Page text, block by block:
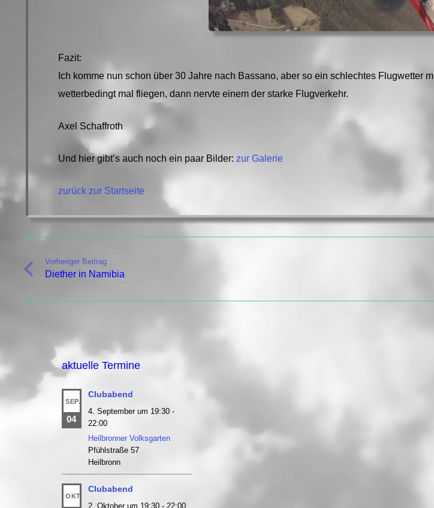
Fazit:
Ich komme nun schon über 30 Jahre nach Bassano, aber so ein schlechtes Flugwetter
wetterbedingt mal fliegen, dann nervte einem der starke Flugverkehr.
Axel Schaffroth
Und hier gibt’s auch noch ein paar Bilder: zur Galerie
zurück zur Startseite
Vorheriger Beitrag
Diether in Namibia
aktuelle Termine
SEP.
04
Clubabend
4. September um 19:30-
22:00
Heilbronner Volksgarten
Pfühlstraße 57
Heilbronn
OKT.
Clubabend
2. Oktober um 19:30- 22:00